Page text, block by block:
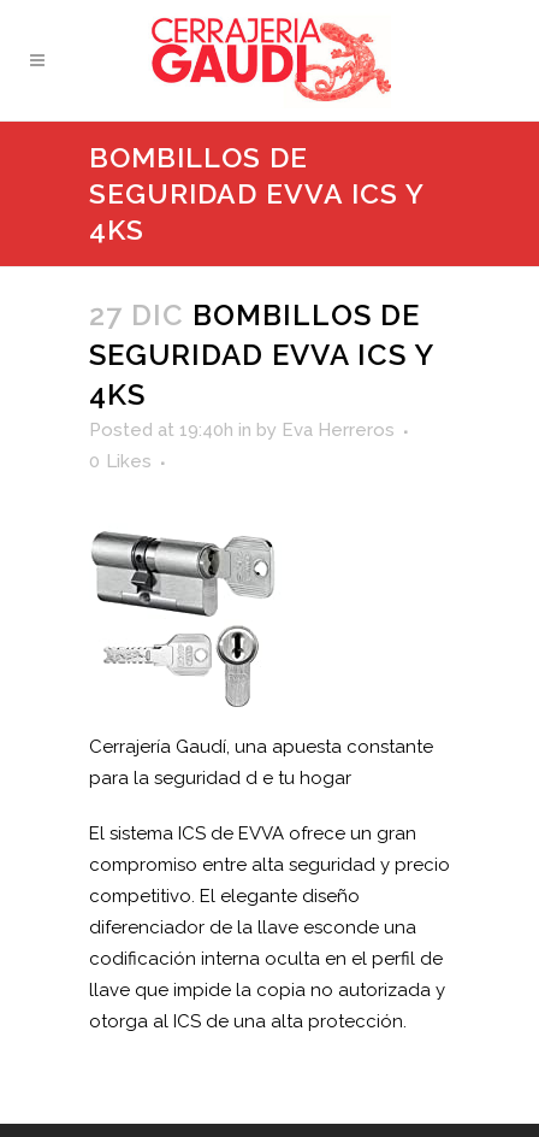
BOMBILLOS DE
SEGURIDAD EVVA ICS Y
4KS
27 DIC BOMBILLOS DE
SEGURIDAD EVVA ICS Y
4KS
Posted at 19:40h in by Eva Herreros
0 Likes
Cerrajería Gaudí, una apuesta constante
para la seguridad d e tu hogar
El sistema ICS de EVVA ofrece un gran
compromiso entre alta seguridad y precio
competitivo. El elegante diseño
diferenciador de la llave esconde una
codificación interna oculta en el perfil de
llave que impide la copia no autorizada y
otorga al ICS de una alta protección.